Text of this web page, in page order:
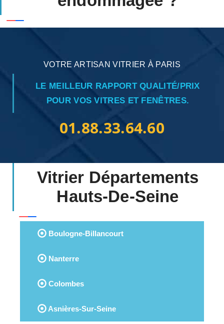
VOTRE ARTISAN VITRIER À PARIS
LE MEILLEUR RAPPORT QUALITÉ/PRIX
POUR VOS VITRES ET FENÊTRES.
01.88.33.64.60
Vitrier Départements
Hauts-De-Seine
Boulogne-Billancourt
Nanterre
Colombes
Asnières-Sur-Seine